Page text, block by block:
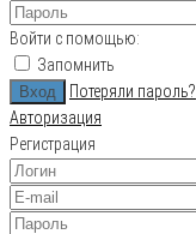
Войти с помощью:
Запомнить
Потеряли пароль?
Авторизация
Регистрация